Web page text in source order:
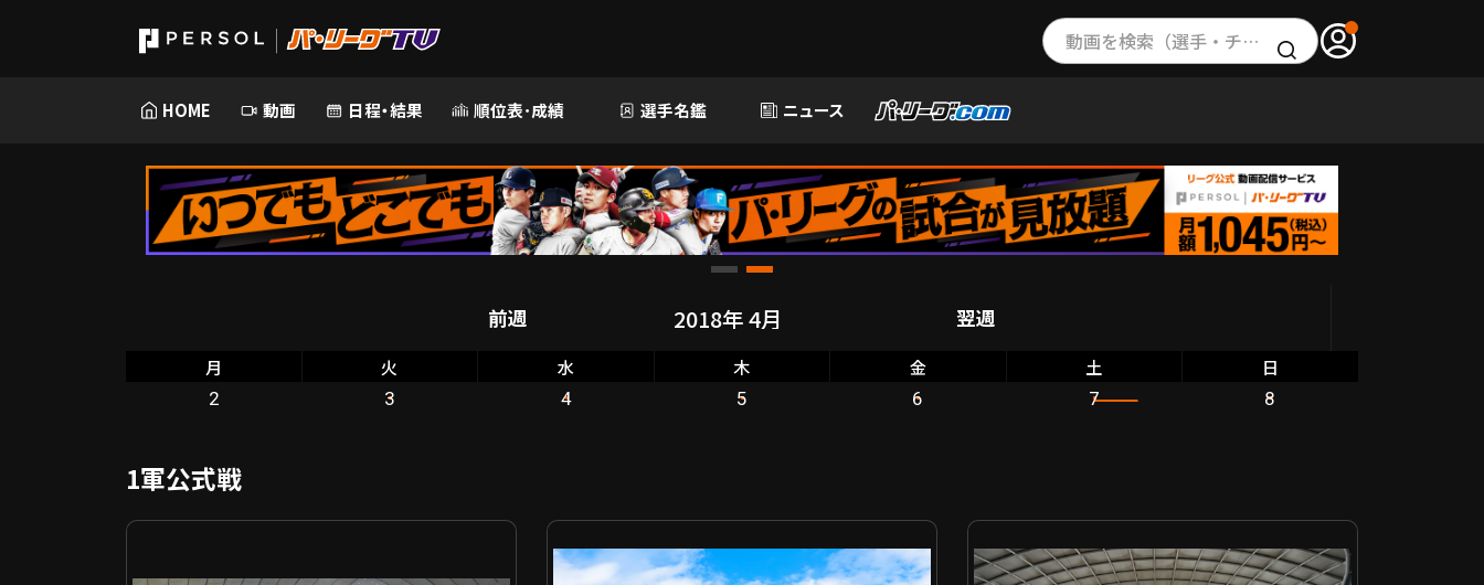
動画を検索（選手・チーム・プレー内容…）
HOME 動画 日程・結果 順位表･成績 選手名鑑 ニュース
前週 翌週
月 火 水 木 金 土 日
2 3 4 5 6 7 8
1軍公式戦
公式戦 北海道日本ハム VS 千葉ロッテ 公式戦 東北楽天 VS 福岡ソフトバンク 公式戦 埼玉西武 VS オリックス